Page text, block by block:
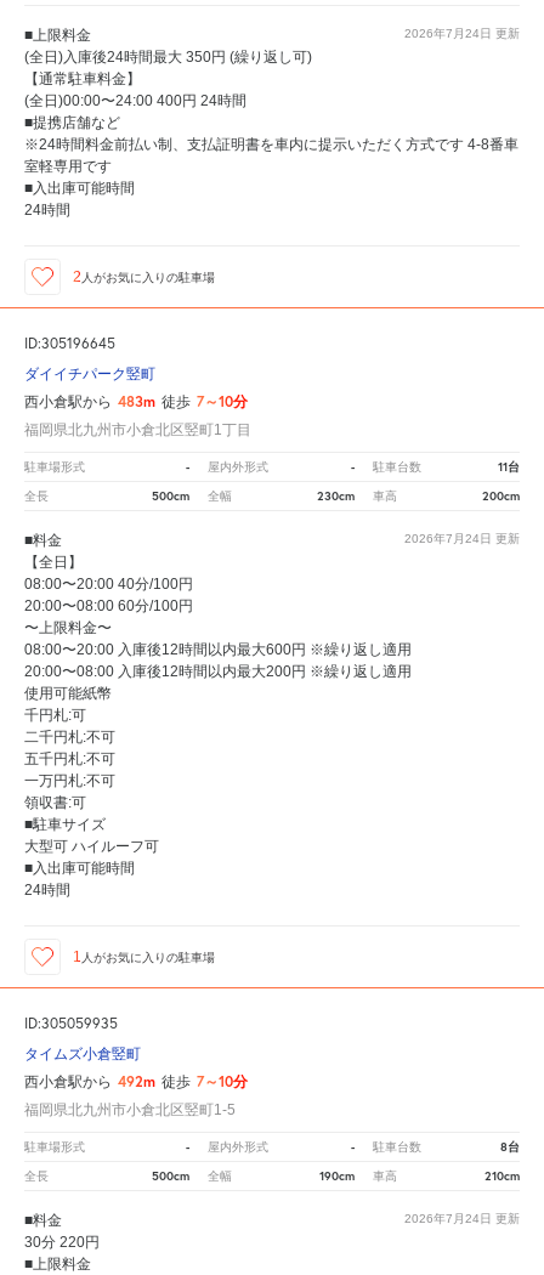
2026年7月24日 更新
■上限料金
(全日)入庫後24時間最大 350円 (繰り返し可)
【通常駐車料金】
(全日)00:00〜24:00 400円 24時間
■提携店舗など
※24時間料金前払い制、支払証明書を車内に提示いただく方式です 4-8番車
室軽専用です
■入出庫可能時間
24時間
2 人がお気に入りの駐車場
ID:305196645
ダイイチパーク竪町
西小倉駅から 483m 徒歩 7～10分
福岡県北九州市小倉北区竪町1丁目
駐車場形式 - 屋内外形式 - 駐車台数 11台
全長 500cm 全幅 230cm 車高 200cm
2026年7月24日 更新
■料金
【全日】
08:00〜20:00 40分/100円
20:00〜08:00 60分/100円
〜上限料金〜
08:00〜20:00 入庫後12時間以内最大600円 ※繰り返し適用
20:00〜08:00 入庫後12時間以内最大200円 ※繰り返し適用
使用可能紙幣
千円札:可
二千円札:不可
五千円札:不可
一万円札:不可
領収書:可
■駐車サイズ
大型可 ハイルーフ可
■入出庫可能時間
24時間
1 人がお気に入りの駐車場
ID:305059935
タイムズ小倉竪町
西小倉駅から 492m 徒歩 7～10分
福岡県北九州市小倉北区竪町1-5
駐車場形式 - 屋内外形式 - 駐車台数 8台
全長 500cm 全幅 190cm 車高 210cm
2026年7月24日 更新
■料金
30分 220円
■上限料金